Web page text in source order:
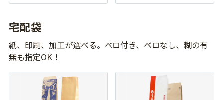
宅配袋
紙、印刷、加工が選べる。ベロ付き、ベロなし、糊の有
無も指定OK！